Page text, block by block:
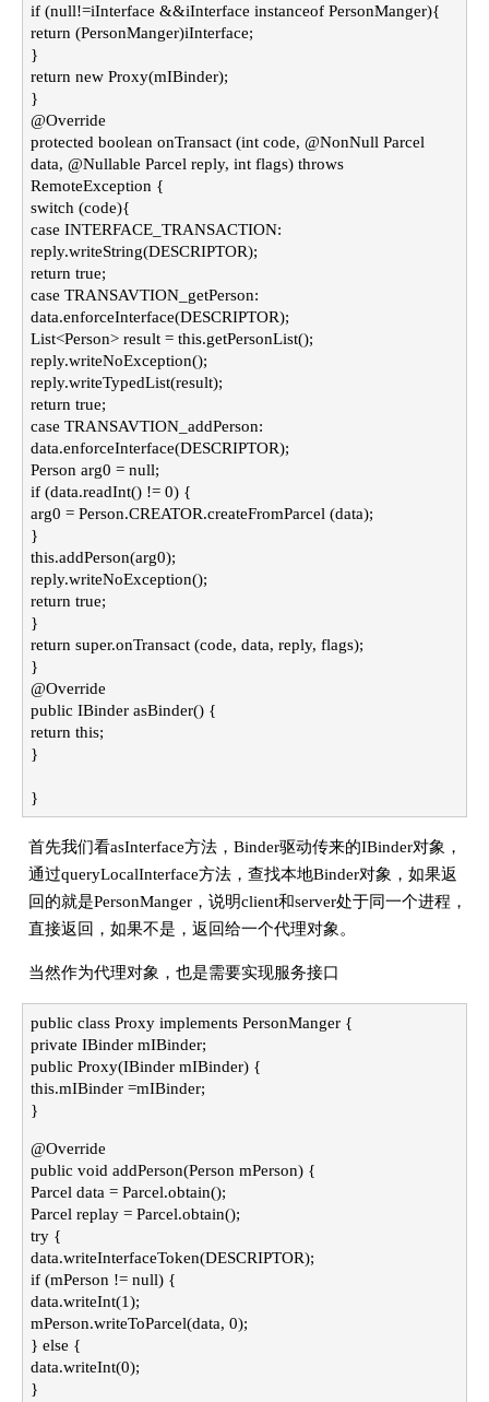
if (null!=iInterface &&iInterface instanceof PersonManger){
return (PersonManger)iInterface;
}
return new Proxy(mIBinder);
}
@Override
protected boolean onTransact (int code, @NonNull Parcel
data, @Nullable Parcel reply, int flags) throws
RemoteException {
switch (code){
case INTERFACE_TRANSACTION:
reply.writeString(DESCRIPTOR);
return true;
case TRANSAVTION_getPerson:
data.enforceInterface(DESCRIPTOR);
List<Person> result = this.getPersonList();
reply.writeNoException();
reply.writeTypedList(result);
return true;
case TRANSAVTION_addPerson:
data.enforceInterface(DESCRIPTOR);
Person arg0 = null;
if (data.readInt() != 0) {
arg0 = Person.CREATOR.createFromParcel (data);
}
this.addPerson(arg0);
reply.writeNoException();
return true;
}
return super.onTransact (code, data, reply, flags);
}
@Override
public IBinder asBinder() {
return this;
}
}
首先我们看asInterface方法，Binder驱动传来的IBinder对象，
通过queryLocalInterface方法，查找本地Binder对象，如果返
回的就是PersonManger，说明client和server处于同一个进程，
直接返回，如果不是，返回给一个代理对象。
当然作为代理对象，也是需要实现服务接口
public class Proxy implements PersonManger {
private IBinder mIBinder;
public Proxy(IBinder mIBinder) {
this.mIBinder =mIBinder;
}
@Override
public void addPerson(Person mPerson) {
Parcel data = Parcel.obtain();
Parcel replay = Parcel.obtain();
try {
data.writeInterfaceToken(DESCRIPTOR);
if (mPerson != null) {
data.writeInt(1);
mPerson.writeToParcel(data, 0);
} else {
data.writeInt(0);
}